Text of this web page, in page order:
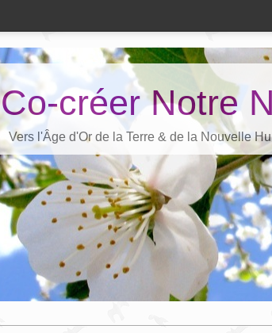
Co-créer Notre
Vers l'Âge d'Or de la Terre & de la Nouvelle